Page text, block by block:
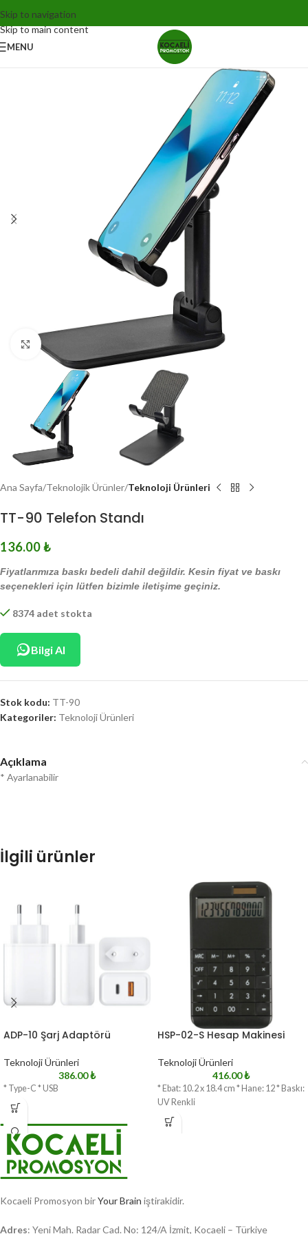
Skip to navigation
Skip to main content
MENU
Click to enlarge
Ana Sayfa Teknolojik Ürünler Teknoloji Ürünleri
TT-90 Telefon Standı
136.00₺
Fiyatlarımıza baskı bedeli dahil değildir. Kesin fiyat ve baskı
seçenekleri için lütfen bizimle iletişime geçiniz.
8374 adet stokta
Bilgi Al
Stok kodu: TT-90
Kategoriler: Teknoloji Ürünleri
Açıklama
* Ayarlanabilir
İlgili ürünler
ADP-10 Şarj Adaptörü
Teknoloji Ürünleri
386.00₺
* Type-C * USB
HSP-02-S Hesap Makinesi
Teknoloji Ürünleri
416.00₺
* Ebat: 10.2 x 18.4 cm * Hane: 12 * Baskı:
UV Renkli
Kocaeli Promosyon birYour Brain iştirakidir.
Adres: Yeni Mah. Radar Cad. No: 124/A İzmit, Kocaeli – Türkiye